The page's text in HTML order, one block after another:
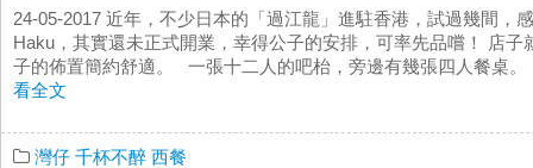
24-05-2017 近年，不少日本的「過江龍」進駐香港，試過幾間，
Haku，其實還未正式開業，幸得公子的安排，可率先品嚐！ 店
子的佈置簡約舒適。 一張十二人的吧枱，旁邊有幾張四人餐桌
看全文
灣仔 千杯不醉 西餐